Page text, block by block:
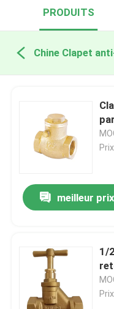
PRODUITS
Chine Clapet
meilleur prix
1/